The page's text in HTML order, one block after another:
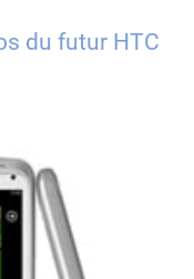
du futur HTC